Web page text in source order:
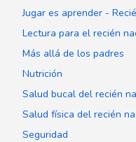
Jugar es aprender -
Lectura para el recién
Más allá de los padres
Nutrición
Salud bucal del recién
Salud física del recién
Seguridad